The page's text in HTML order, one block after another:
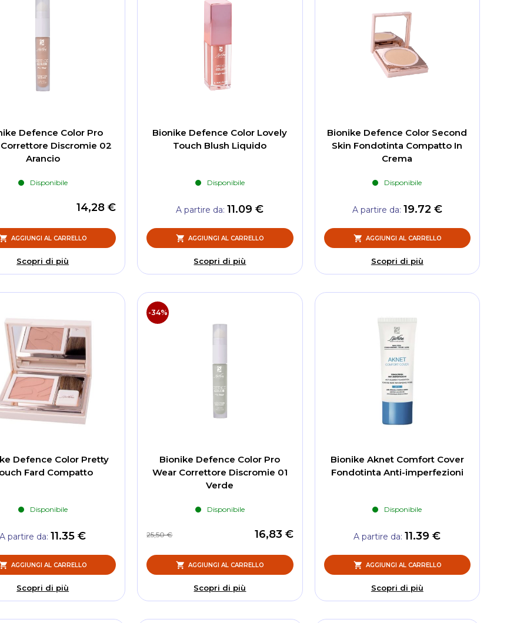
Defence Color Pro
Discromie 02
Arancio
Disponibile
14,28 €
AGGIUNGI AL CARRELLO
Scopri di più
Bionike Defence Color Lovely
Touch Blush Liquido
Disponibile
A partire da 11.09 €
AGGIUNGI AL CARRELLO
Scopri di più
Bionike Defence Color Second
Skin Fondotinta Compatto In
Crema
Disponibile
A partire da 19.72 €
AGGIUNGI AL CARRELLO
Scopri di più
Defence Color Pretty
Fard Compatto
Disponibile
A partire da 11.35 €
AGGIUNGI AL CARRELLO
Scopri di più
-34%
Bionike Defence Color Pro
Wear Correttore Discromie 01
Verde
Disponibile
16,83 €
25,50 €
AGGIUNGI AL CARRELLO
Scopri di più
Bionike Aknet Comfort Cover
Fondotinta Anti-imperfezioni
Disponibile
A partire da 11.39 €
AGGIUNGI AL CARRELLO
Scopri di più